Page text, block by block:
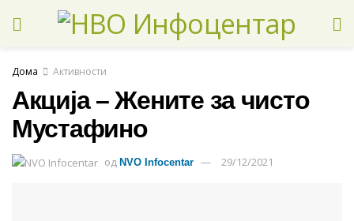
Дома Активности
Акција – Жените за чисто
Мустафино
од NVO Infocentar 29/12/2021